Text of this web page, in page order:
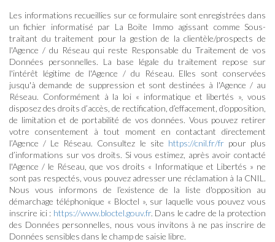
Les informations recueillies sur ce formulaire sont enregistrées dans
un fichier informatisé par La Boite Immo agissant comme Sous-
traitant du traitement pour la gestion de la clientèle/prospects de
l'Agence / du Réseau qui reste Responsable du Traitement de vos
Données personnelles. La base légale du traitement repose sur
l'intérêt légitime de l'Agence / du Réseau. Elles sont conservées
jusqu'à demande de suppression et sont destinées à l'Agence / au
Réseau. Conformément à la loi « informatique et libertés », vous
disposez des droits d’accès, de rectification, d’effacement, d’opposition,
de limitation et de portabilité de vos données. Vous pouvez retirer
votre consentement à tout moment en contactant directement
l’Agence / Le Réseau. Consultez le site https://cnil.fr/frpour plus
d’informations sur vos droits. Si vous estimez, après avoir contacté
l'Agence / le Réseau, que vos droits « Informatique et Libertés » ne
sont pas respectés, vous pouvez adresser une réclamation à la CNIL.
Nous vous informons de l’existence de la liste d'opposition au
démarchage téléphonique « Bloctel », sur laquelle vous pouvez vous
inscrire ici : https://www.bloctel.gouv.fr. Dans le cadre de la protection
des Données personnelles, nous vous invitons à ne pas inscrire de
Données sensibles dans le champ de saisie libre.